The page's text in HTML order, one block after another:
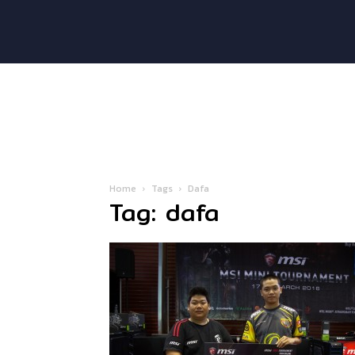
Home Tags Dafa
Tag: dafa